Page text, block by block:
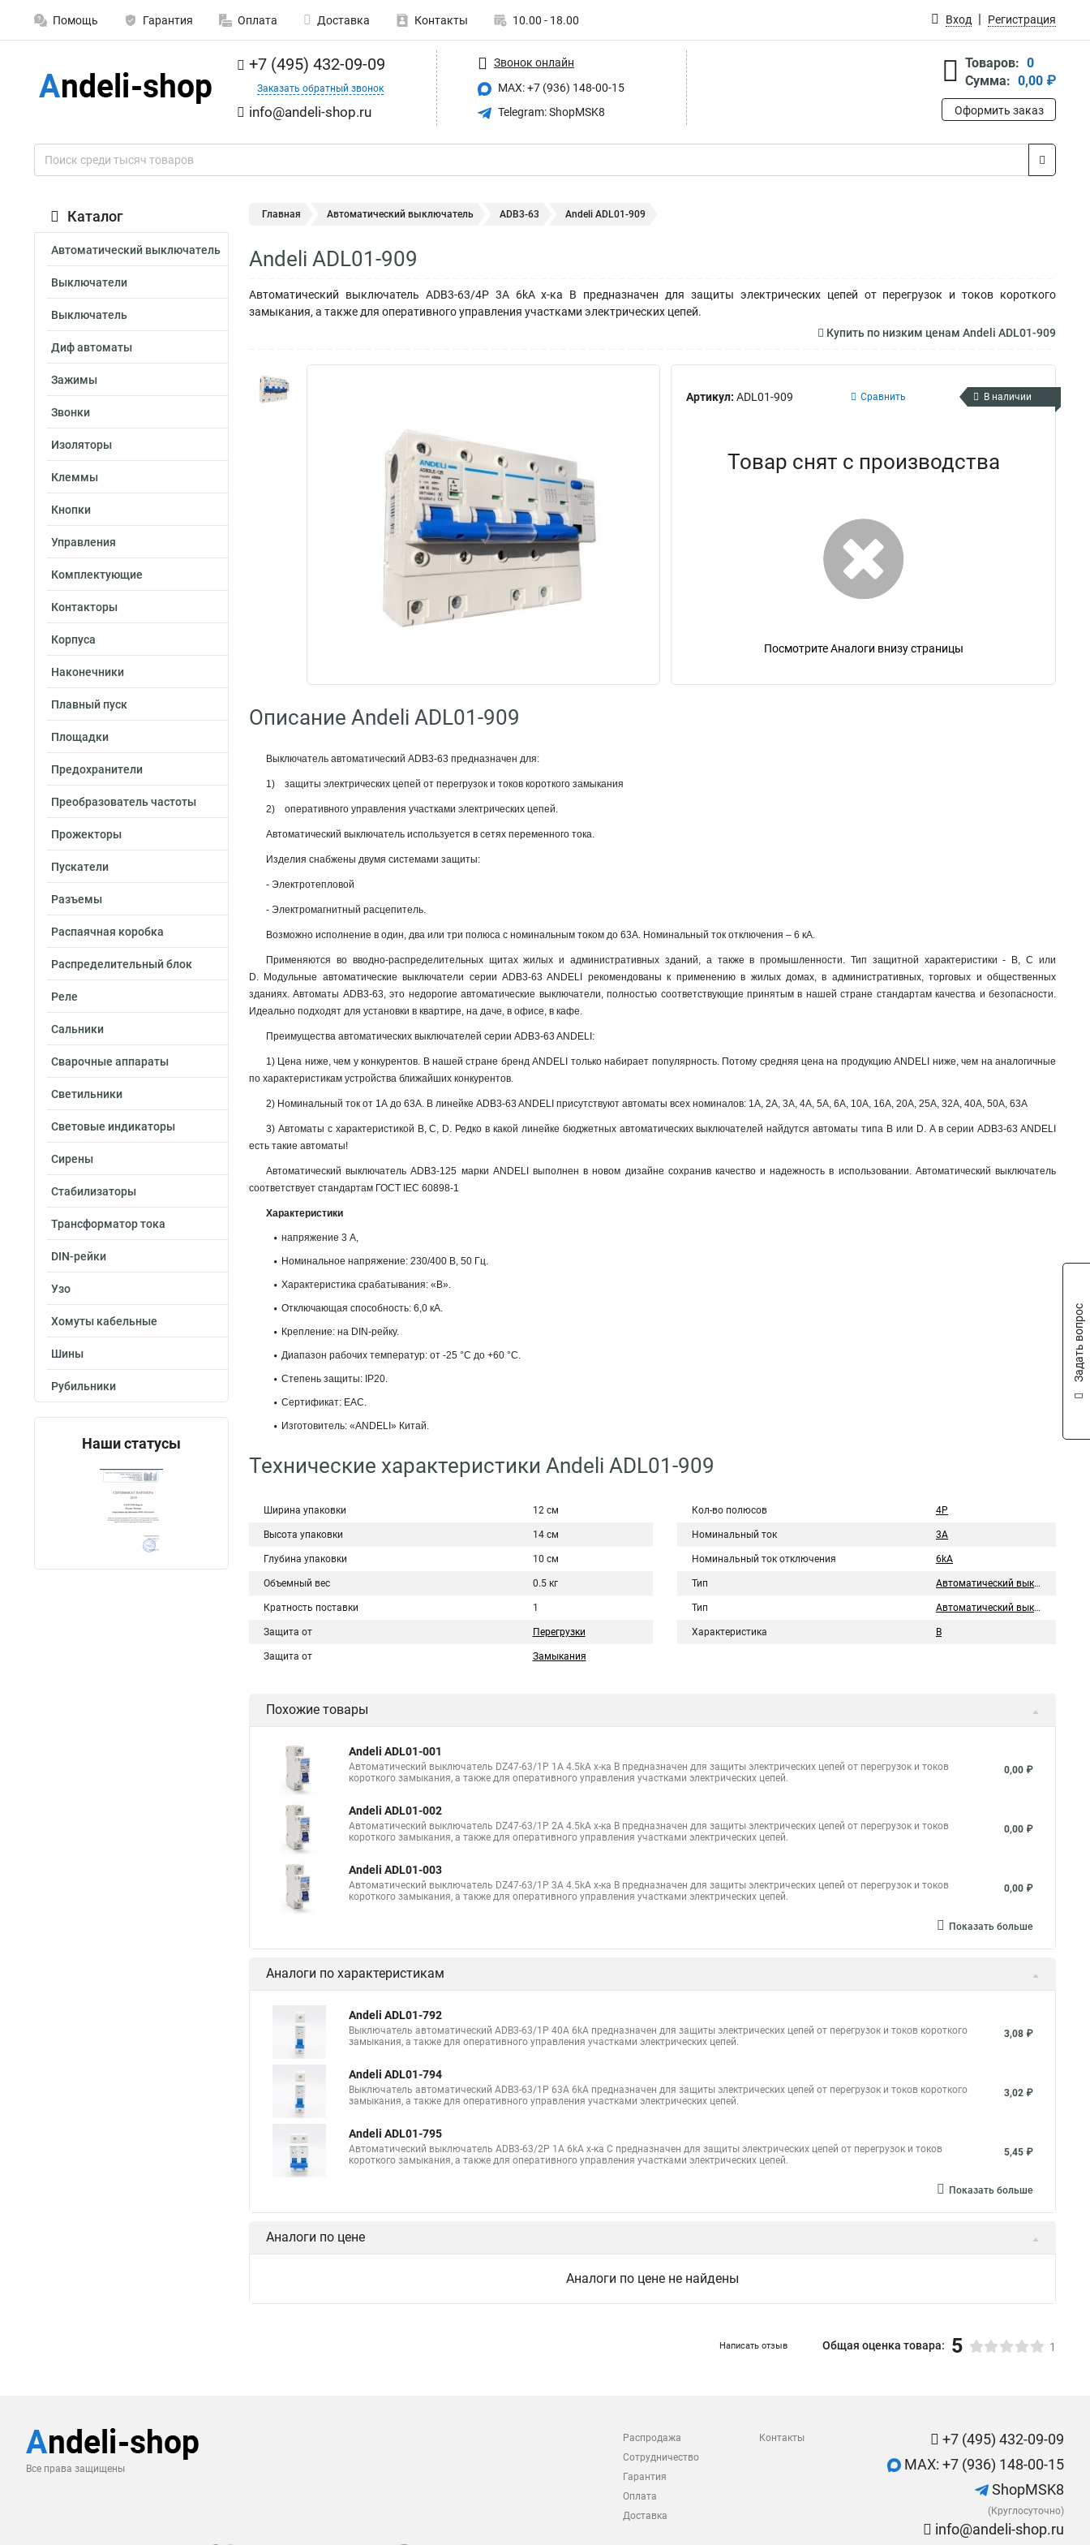
Помощь Гарантия Оплата Доставка Контакты 10.00 - 18.00 Вход Регистрация
+7 (495) 432-09-09
Заказать обратный звонок
info@andeli-shop.ru
Звонок онлайн
MAX: +7 (936) 148-00-15
Telegram: ShopMSK8
Товаров: 0
Сумма: 0,00 ₽
Оформить заказ
Каталог
Автоматический выключатель
Выключатели
Выключатель
Диф автоматы
Зажимы
Звонки
Изоляторы
Клеммы
Кнопки
Управления
Комплектующие
Контакторы
Корпуса
Наконечники
Плавный пуск
Площадки
Предохранители
Преобразователь частоты
Прожекторы
Пускатели
Разъемы
Распаячная коробка
Распределительный блок
Реле
Сальники
Сварочные аппараты
Светильники
Световые индикаторы
Сирены
Стабилизаторы
Трансформатор тока
DIN-рейки
Узо
Хомуты кабельные
Шины
Рубильники
Наши статусы
Главная Автоматический выключатель ADB3-63 Andeli ADL01-909
Andeli ADL01-909
Автоматический выключатель ADB3-63/4P 3A 6kA х-ка B предназначен для защиты электрических цепей от перегрузок и токов короткого
замыкания, а также для оперативного управления участками электрических цепей.
Купить по низким ценам Andeli ADL01-909
Артикул: ADL01-909 Сравнить В наличии
Товар снят с производства
Посмотрите Аналоги внизу страницы
Описание Andeli ADL01-909
Выключатель автоматический ADB3-63 предназначен для:
1) защиты электрических цепей от перегрузок и токов короткого замыкания
2) оперативного управления участками электрических цепей.
Автоматический выключатель используется в сетях переменного тока.
Изделия снабжены двумя системами защиты:
- Электротепловой
- Электромагнитный расцепитель.
Возможно исполнение в один, два или три полюса с номинальным током до 63А. Номинальный ток отключения – 6 кА.
Применяются во вводно-распределительных щитах жилых и административных зданий, а также в промышленности. Тип защитной характеристики - B, C или
D. Модульные автоматические выключатели серии ADB3-63 ANDELI рекомендованы к применению в жилых домах, в административных, торговых и общественных
зданиях. Автоматы ADB3-63, это недорогие автоматические выключатели, полностью соответствующие принятым в нашей стране стандартам качества и безопасности.
Идеально подходят для установки в квартире, на даче, в офисе, в кафе.
Преимущества автоматических выключателей серии ADB3-63 ANDELI:
1) Цена ниже, чем у конкурентов. В нашей стране бренд ANDELI только набирает популярность. Потому средняя цена на продукцию ANDELI ниже, чем на аналогичные
по характеристикам устройства ближайших конкурентов.
2) Номинальный ток от 1А до 63А. В линейке ADB3-63 ANDELI присутствуют автоматы всех номиналов: 1А, 2А, 3А, 4А, 5А, 6А, 10А, 16А, 20А, 25А, 32А, 40А, 50А, 63А
3) Автоматы с характеристикой B, С, D. Редко в какой линейке бюджетных автоматических выключателей найдутся автоматы типа B или D. А в серии ADB3-63 ANDELI
есть такие автоматы!
Автоматический выключатель ADB3-125 марки ANDELI выполнен в новом дизайне сохранив качество и надежность в использовании. Автоматический выключатель
соответствует стандартам ГОСТ IEC 60898-1
Характеристики
напряжение 3 А,
Номинальное напряжение: 230/400 В, 50 Гц.
Характеристика срабатывания: «В».
Отключающая способность: 6,0 кА.
Крепление: на DIN-рейку.
Диапазон рабочих температур: от -25 °С до +60 °С.
Степень защиты: IP20.
Сертификат: ЕАС.
Изготовитель: «ANDELI» Китай.
Технические характеристики Andeli ADL01-909
Ширина упаковки 12 см
Высота упаковки 14 см
Глубина упаковки 10 см
Объемный вес 0.5 кг
Кратность поставки 1
Защита от Перегрузки
Защита от Замыкания
Кол-во полюсов 4P
Номинальный ток 3A
Номинальный ток отключения 6kA
Тип Автоматический выключатель
Тип Автоматический выключатель
Характеристика B
Похожие товары
Andeli ADL01-001
Автоматический выключатель DZ47-63/1P 1A 4.5kA х-ка B предназначен для защиты электрических цепей от перегрузок и токов
короткого замыкания, а также для оперативного управления участками электрических цепей.
0,00 ₽
Andeli ADL01-002
Автоматический выключатель DZ47-63/1P 2A 4.5kA х-ка B предназначен для защиты электрических цепей от перегрузок и токов
короткого замыкания, а также для оперативного управления участками электрических цепей.
0,00 ₽
Andeli ADL01-003
Автоматический выключатель DZ47-63/1P 3A 4.5kA х-ка B предназначен для защиты электрических цепей от перегрузок и токов
короткого замыкания, а также для оперативного управления участками электрических цепей.
0,00 ₽
Показать больше
Аналоги по характеристикам
Andeli ADL01-792
Выключатель автоматический ADB3-63/1P 40A 6kA предназначен для защиты электрических цепей от перегрузок и токов короткого
замыкания, а также для оперативного управления участками электрических цепей.
3,08 ₽
Andeli ADL01-794
Выключатель автоматический ADB3-63/1P 63A 6kA предназначен для защиты электрических цепей от перегрузок и токов короткого
замыкания, а также для оперативного управления участками электрических цепей.
3,02 ₽
Andeli ADL01-795
Автоматический выключатель ADB3-63/2P 1A 6kA х-ка C предназначен для защиты электрических цепей от перегрузок и токов
короткого замыкания, а также для оперативного управления участками электрических цепей.
5,45 ₽
Показать больше
Аналоги по цене
Аналоги по цене не найдены
Написать отзыв Общая оценка товара: 5 1
Все права защищены
Распродажа
Сотрудничество
Гарантия
Оплата
Доставка
Контакты
+7 (495) 432-09-09
MAX: +7 (936) 148-00-15
ShopMSK8
(Круглосуточно)
info@andeli-shop.ru
Задать вопрос